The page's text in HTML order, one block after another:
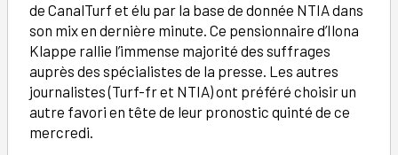
de CanalTurf et élu par la base de donnée NTIA dans
son mix en dernière minute. Ce pensionnaire d’Ilona
Klappe rallie l’immense majorité des suffrages
auprès des spécialistes de la presse. Les autres
journalistes (Turf-fr et NTIA) ont préféré choisir un
autre favori en tête de leur pronostic quinté de ce
mercredi.